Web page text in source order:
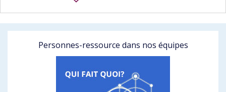
Personnes-ressource dans nos équipes